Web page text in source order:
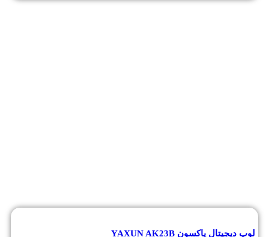
لوپ دیجیتال یاکسون YAXUN AK23B